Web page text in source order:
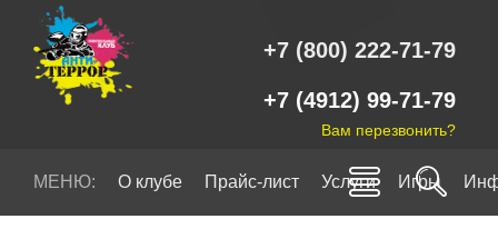
+7 (800) 222-71-79
+7 (4912) 99-71-79
Вам перезвонить?
МЕНЮ: О клубе Прайс-лист Услуги Игры